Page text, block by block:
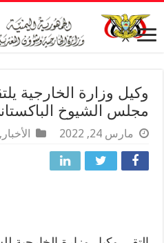
وكيل وزارة الخارجية
مجلس الشيوخ
مارس 24, 2022 الأخبار ,